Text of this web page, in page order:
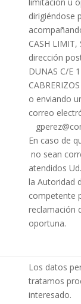
dirigiéndose
CASH LIMIT,
dirección
DUNAS C/E
o enviando
correo
En caso de
no sean
atendidos
la Autoridad
competente
reclamación
oportuna.
Los datos
tratamos
interesado.